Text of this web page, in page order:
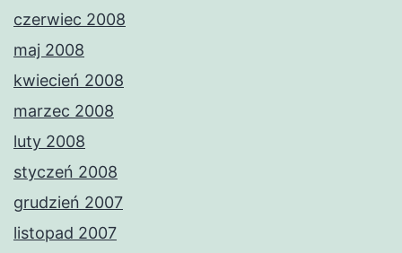
czerwiec 2008
maj 2008
kwiecień 2008
marzec 2008
luty 2008
styczeń 2008
grudzień 2007
listopad 2007